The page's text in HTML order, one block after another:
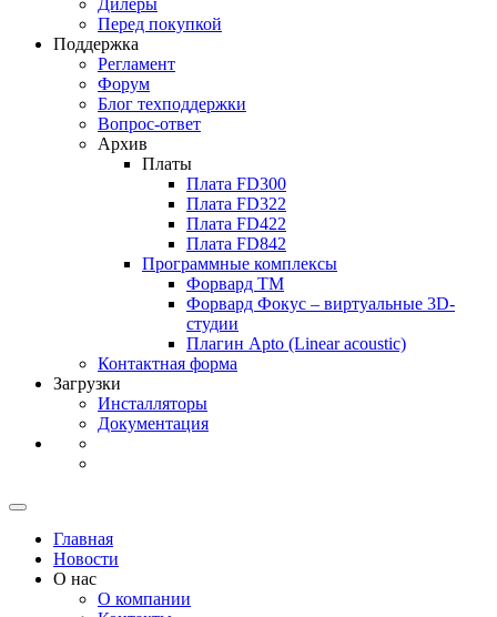
Дилеры
Перед покупкой
Поддержка
Регламент
Форум
Блог техподдержки
Вопрос-ответ
Архив
Платы
Плата FD300
Плата FD322
Плата FD422
Плата FD842
Программные комплексы
Форвард ТМ
Форвард Фокус – виртуальные 3D-
студии
Плагин Apto (Linearacoustic)
Контактная форма
Загрузки
Инсталляторы
Документация
Главная
Новости
О нас
О компании